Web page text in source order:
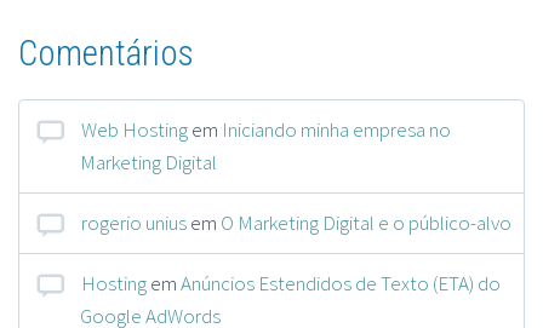
Comentários
Web Hostingem Iniciando minha empresa no
Marketing Digital
rogerio uniusem O Marketing Digital e o público-alvo
HostingemAnúncios Estendidos de Texto (ETA) do
Google AdWords